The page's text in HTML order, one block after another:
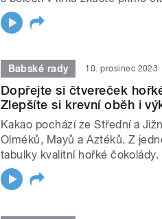
Babské rady 10. prosinec 2023
Dopřejte si čtvereček
Zlepšíte si krevní oběh i
Kakao pochází ze Střední a
Olméků, Mayů a Aztéků. Z
tabulky kvalitní hořké čokolády.